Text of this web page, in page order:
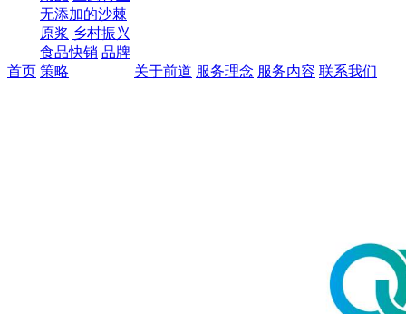
首页
无添加的沙棘
原浆 乡村振兴
食品快销 品牌
策略
关于前道 服务理念 服务内容 联系我们